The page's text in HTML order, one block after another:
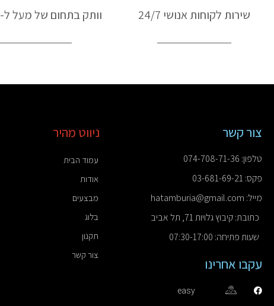
שירות לקוחות אנושי 24/7 וותק בתחום של מעל ל-50 שנה
צור קשר
טלפון: 074-708-71-36
פקס: 03-681-69-21
מייל: hatamburia@gmail.com
כתובת: קיבוץ גלויות 71, תל אביב
שעות פתיחה: 07:30-17:00
עקבו אחרינו
easy
ניווט מהיר
עמוד הבית
אודות
מבצעים
בלוג
תקנון
צור קשר